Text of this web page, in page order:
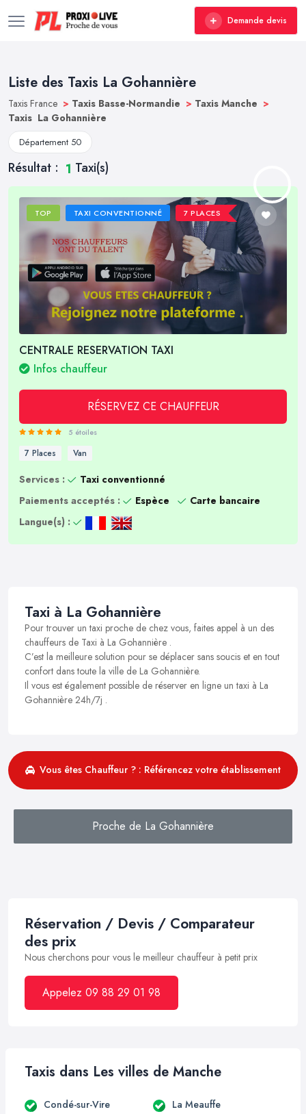
Demande devis
Liste des Taxis La Gohannière
Taxis France > Taxis Basse-Normandie > Taxis Manche >
Taxis La Gohannière
Département 50
Résultat : 1 Taxi(s)
TOP TAXI CONVENTIONNÉ 7 PLACES
CENTRALE RESERVATION TAXI
Infos chauffeur
RÉSERVEZ CE CHAUFFEUR
5 étoiles
7 Places Van
Services :
Taxi conventionné
Paiements acceptés :
Espèce
Carte bancaire
Langue(s) :
Taxi à La Gohannière
Pour trouver un taxi proche de chez vous, faites appel à un des
chauffeurs de Taxi à La Gohannière .
C’est la meilleure solution pour se déplacer sans soucis et en tout
confort dans toute la ville de La Gohannière.
Il vous est également possible de réserver en ligne un taxi à La
Gohannière 24h/7j .
Vous êtes Chauffeur ? : Référencez votre établissement
Proche de La Gohannière
Réservation / Devis / Comparateur
des prix
Nous cherchons pour vous le meilleur chauffeur à petit prix
Appelez 09 88 29 01 98
Taxis dans Les villes de Manche
Condé-sur-Vire La Meauffe